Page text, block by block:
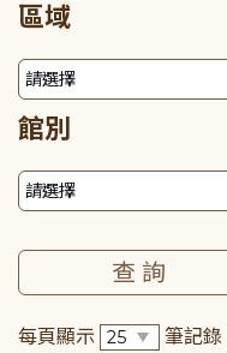
區域
館別
每頁顯示 筆記錄